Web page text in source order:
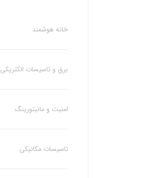
خانه هوشمند
برق و تاسیسات الکتریکی
امنیت و مانیتورینگ
تاسیسات مکانیکی